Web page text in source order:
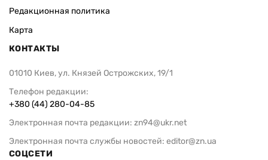
Редакционная политика
Карта
КОНТАКТЫ
01010 Киев, ул. Князей Острожских, 19/1
Телефон редакции:
+380 (44) 280-04-85
Электронная почта редакции: zn94@ukr.net
Электронная почта службы новостей: editor@zn.ua
СОЦСЕТИ